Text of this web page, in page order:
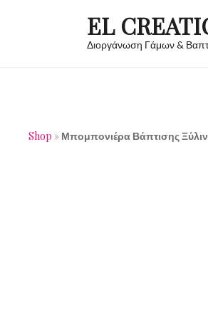
EL
Διοργάνωση Γάμων &
Shop » Μπομπονιέρα Βάπτισης